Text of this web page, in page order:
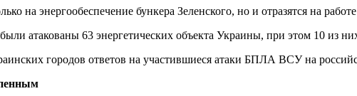
на энергообеспечение бункера Зеленского, но и отразятся на
атакованы 63 энергетических объекта Украины, при этом 10 из
городов ответов на участившиеся атаки БПЛА ВСУ на